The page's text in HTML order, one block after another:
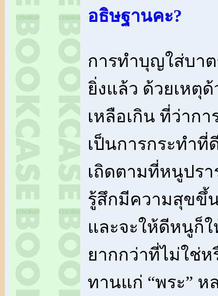
อธิษฐานคะ?
การทำบุญใส่บา
ยิ่งแล้ว ด้วยเหตุ
เหลือเกิน ที่ว่าก
เป็นการกระทำที่
เถิดตามที่หนูปร
รู้สึกมีความสุขขึ้
และจะให้ดีหนูก็
ยากกว่าที่ไม่ใช่ห
ทานแก่ “พระ” ห